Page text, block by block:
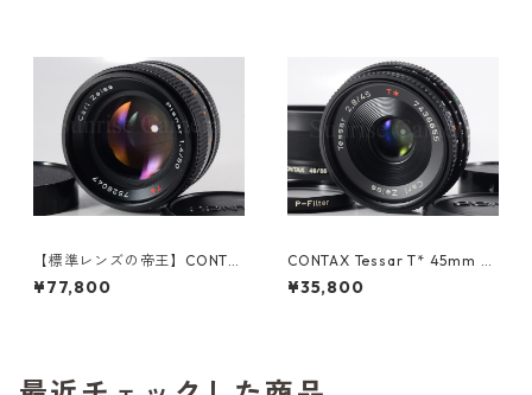
【標準レンズの帝王】CONTA
X Carl Zeiss Planar T* 50m
m F1.4 MMJ コンタックス (61
¥77,800
CONTAX Tessar T* 45mm F
2.8 / Pフィルター、フード付
コンタックス (61245)
¥35,800